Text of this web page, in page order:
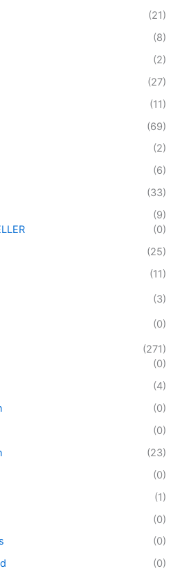
(21)
(8)
(2)
(27)
(11)
(69)
(2)
(6)
(33)
(9)
(0)
(25)
(11)
(3)
(0)
(271)
(0)
(4)
(0)
(0)
(23)
(0)
(1)
(0)
(0)
(0)